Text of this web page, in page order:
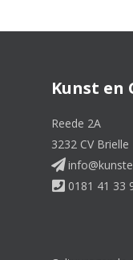
Kunst en
Reede 2A
3232 CV Brielle
0181 41 33